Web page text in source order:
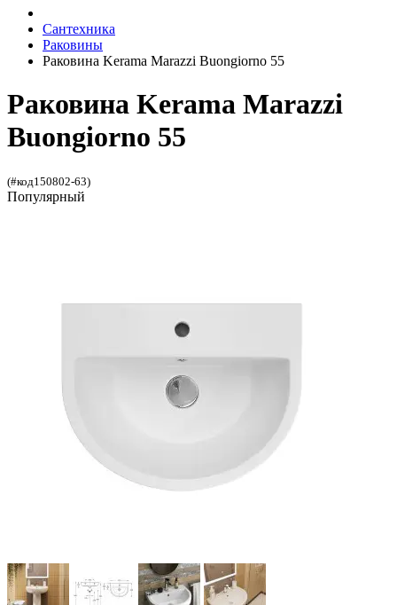
Сантехника
Раковины
Раковина Kerama Marazzi Buongiorno 55
Раковина Kerama Marazzi
Buongiorno 55
(#код150802-63)
Популярный